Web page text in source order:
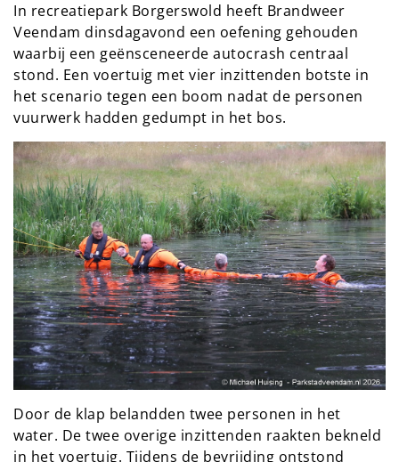
In recreatiepark Borgerswold heeft Brandweer
Veendam dinsdagavond een oefening gehouden
waarbij een geënsceneerde autocrash centraal
stond. Een voertuig met vier inzittenden botste in
het scenario tegen een boom nadat de personen
vuurwerk hadden gedumpt in het bos.
Door de klap belandden twee personen in het
water. De twee overige inzittenden raakten bekneld
in het voertuig. Tijdens de bevrijding ontstond